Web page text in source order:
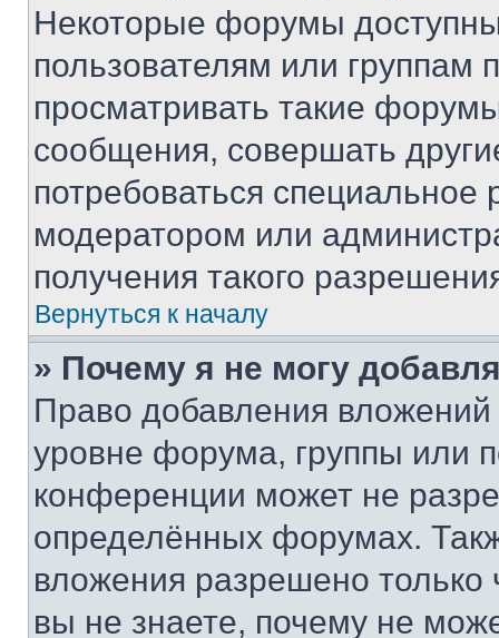
Некоторые форумы
пользователям или группам
просматривать такие
сообщения, совершать
потребоваться
модератором или
получения такого
Вернуться к началу
» Почему я не могу
Право добавления
уровне форума, группы или
конференции может не
определённых форумах.
вложения разрешено
вы не знаете, почему не